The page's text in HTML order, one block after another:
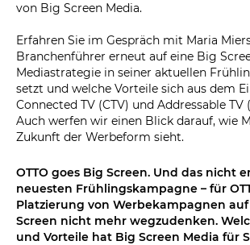
von Big Screen Media.
Erfahren Sie im Gespräch mit Maria
Branchenführer erneut auf eine Big
Mediastrategie in seiner aktuellen
setzt und welche Vorteile sich aus dem
Connected TV (CTV) und Addressable TV
Auch werfen wir einen Blick darauf, wie
Zukunft der Werbeform sieht.
OTTO goes Big Screen. Und das nicht
neuesten Frühlingskampagne – für
Platzierung von Werbekampagnen
Screen nicht mehr wegzudenken.
und Vorteile hat Big Screen Media für